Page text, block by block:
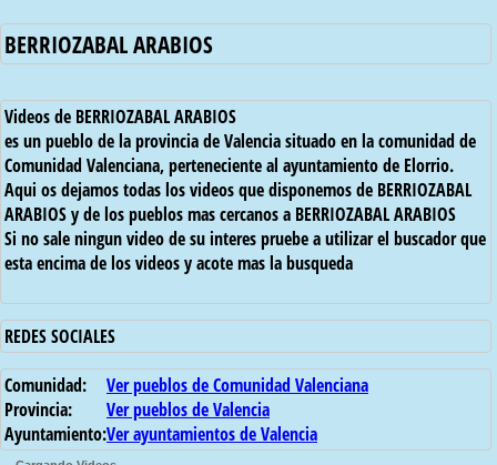
BERRIOZABAL ARABIOS
Videos de BERRIOZABAL ARABIOS
es un pueblo de la provincia de Valencia situado en la comunidad de
Comunidad Valenciana, perteneciente al ayuntamiento de Elorrio.
Aqui os dejamos todas los videos que disponemos de BERRIOZABAL
ARABIOS y de los pueblos mas cercanos a BERRIOZABAL ARABIOS
Si no sale ningun video de su interes pruebe a utilizar el buscador que
esta encima de los videos y acote mas la busqueda
REDES SOCIALES
Comunidad:
Ver pueblos de Comunidad Valenciana
Provincia:
Ver pueblos de Valencia
Ayuntamiento:Ver ayuntamientos de Valencia